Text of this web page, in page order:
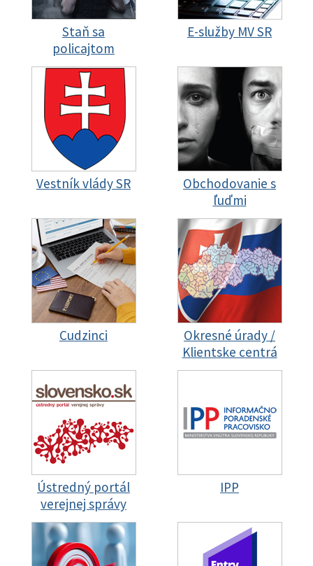
Staň sa
policajtom
E-služby MV SR
Vestník vlády SR
Obchodovanie s
ľuďmi
Cudzinci
Okresné úrady /
Klientske centrá
Ústredný portál
verejnej správy
IPP